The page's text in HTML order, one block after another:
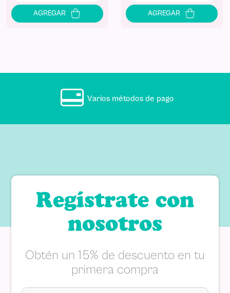
Varios métodos de pago
Regístrate con
nosotros
Obtén un 15% de descuento en tu
primera compra